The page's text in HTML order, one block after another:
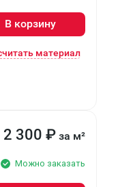
В корзину
материал
2 300 ₽ за м²
Можно заказать